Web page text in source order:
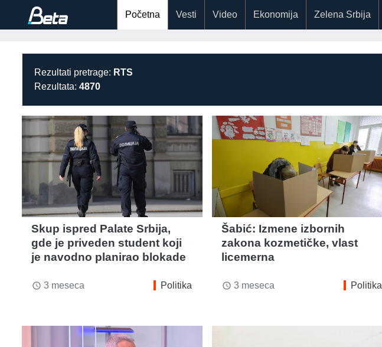
Početna Vesti Video Ekonomija Zelena Srbija
Rezultati pretrage: RTS
Rezultata: 4870
Skup ispred Palate Srbija,
gde je priveden student koji
je navodno planirao blokade
access_time 3 meseca Politika
Šabić: Izmene izbornih
zakona kozmetičke, vlast
licemerna
access_time 3 meseca Politika